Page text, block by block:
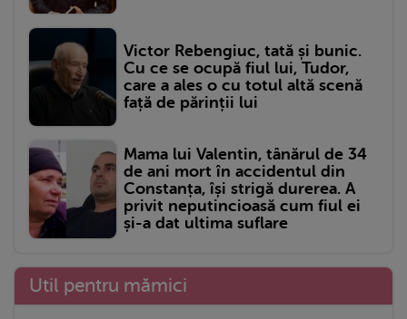
Victor Rebengiuc, tată și bunic.
Cu ce se ocupă fiul lui, Tudor,
care a ales o cu totul altă scenă
față de părinții lui
Mama lui Valentin, tânărul de 34
de ani mort în accidentul din
Constanța, își strigă durerea. A
privit neputincioasă cum fiul ei
și-a dat ultima suflare
Util pentru mămici